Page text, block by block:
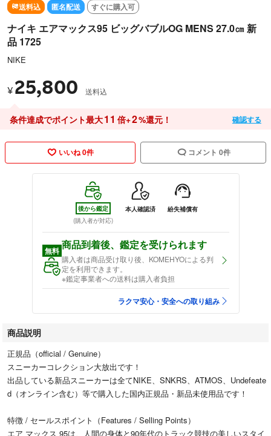
送料込 匿名配送 すぐに購入可
ナイキ エアマックス95 ビッグバブルOG MENS 27.0㎝ 新
品 1725
NIKE
¥ 25,800 送料込
条件達成でポイント最大11 倍+2%還元！ 確認する
いいね 0件 コメント 0件
後から鑑定
(購入者が対応)
本人確認済 紛失補償有
無料 商品到着後、鑑定を受けられます
購入者は商品受け取り後、KOMEHYOによる判
定を利用できます。
※鑑定事業者への送料は購入者負担
ラクマ安心・安全への取り組み
商品説明
正規品（official / Genuine）
スニーカーコレクション大放出です！
出品している新品スニーカーは全てNIKE、SNKRS、ATMOS、Undefeate
d（オンライン含む）等で購入した国内正規品・新品未使用品です！
特徴 / セールスポイント（Features / Selling Points）
エア マックス 95は、人間の身体と90年代のトラック競技の美しいスタイ